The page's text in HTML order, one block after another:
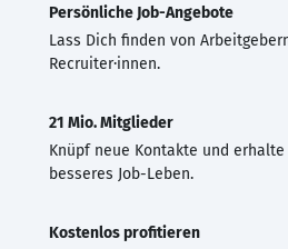
Persönliche Job-Angebote
Lass Dich finden von
Recruiter·innen.
21 Mio. Mitglieder
Knüpf neue Kontakte und
besseres Job-Leben.
Kostenlos profitieren